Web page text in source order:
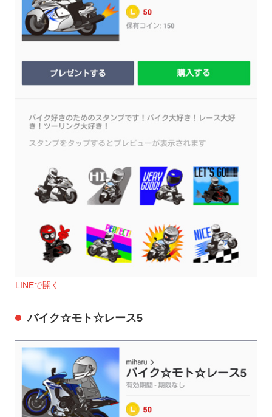
LINEで開く
バイク☆モト☆レース5